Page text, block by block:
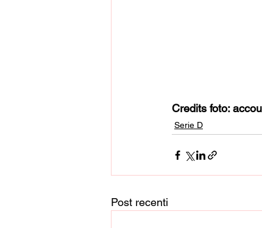
Credits foto:
Serie D
Post recenti